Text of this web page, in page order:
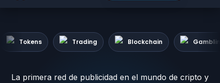
Tokens Trading Blockchain
La primera red de publicidad en el mundo de cripto y